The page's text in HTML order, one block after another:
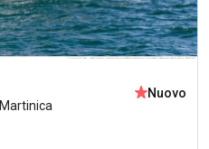
Martinica
Nuovo